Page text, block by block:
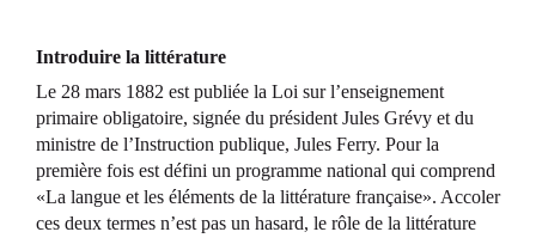
Introduire la littérature
Le 28 mars 1882 est publiée la Loi sur l’enseignement
primaire obligatoire, signée du président Jules Grévy et du
ministre de l’Instruction publique, Jules Ferry. Pour la
première fois est défini un programme national qui comprend
«La langue et les éléments de la littérature française». Accoler
ces deux termes n’est pas un hasard, le rôle de la littérature